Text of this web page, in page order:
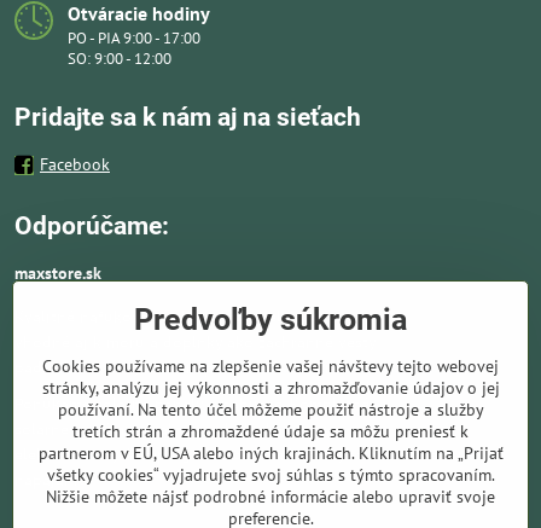
Otváracie hodiny
PO - PIA 9:00 - 17:00
SO: 9:00 - 12:00
Pridajte sa k nám aj na sieťach
Facebook
Odporúčame:
maxstore.sk
Kvalitné nafukovacie člny a lodné elektromotory
vhodné aj k moru a doplnky ako záchranné vesty,
pádla, kotvy a vybavenie pre vodnú turistiku.
Ponúkame solárne panely a nabíjače. Kompletné
solárne systémy ideálne pre lode, karavany,
elektromotory, kemping a všade tam kde chýba bežné sieťové
napájanie.
Predvoľby súkromia
Cookies používame na zlepšenie vašej návštevy tejto webovej
stránky, analýzu jej výkonnosti a zhromažďovanie údajov o jej
používaní. Na tento účel môžeme použiť nástroje a služby
tretích strán a zhromaždené údaje sa môžu preniesť k
partnerom v EÚ, USA alebo iných krajinách. Kliknutím na „Prijať
všetky cookies“ vyjadrujete svoj súhlas s týmto spracovaním.
Nižšie môžete nájsť podrobné informácie alebo upraviť svoje
preferencie.